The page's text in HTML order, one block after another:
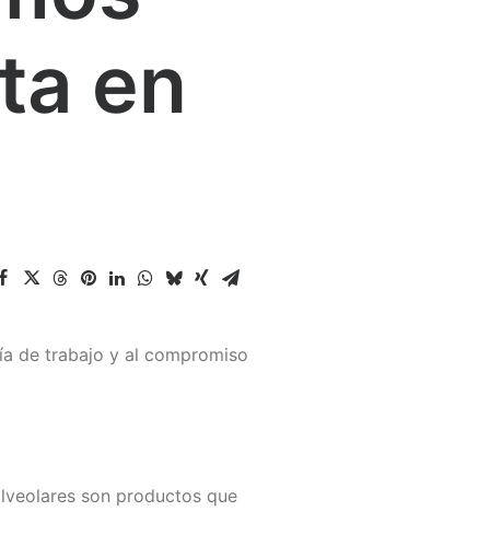
en
de trabajo y al compromiso
son productos que